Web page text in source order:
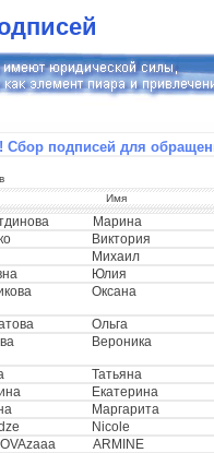
Сбор подписей для
Имя
Марина
Виктория
Михаил
Юлия
Оксана
Ольга
Вероника
Татьяна
Екатерина
Маргарита
Nicole
ARMINE